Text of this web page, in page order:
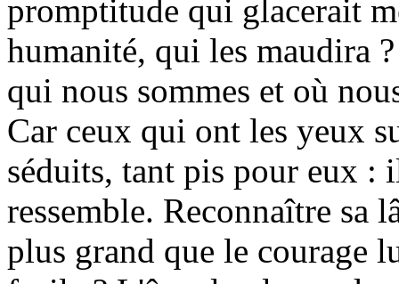
promptitude qui glacerait
humanité, qui les maudira
qui nous sommes et où
Car ceux qui ont les yeux
séduits, tant pis pour eux :
ressemble. Reconnaître sa
plus grand que le courage